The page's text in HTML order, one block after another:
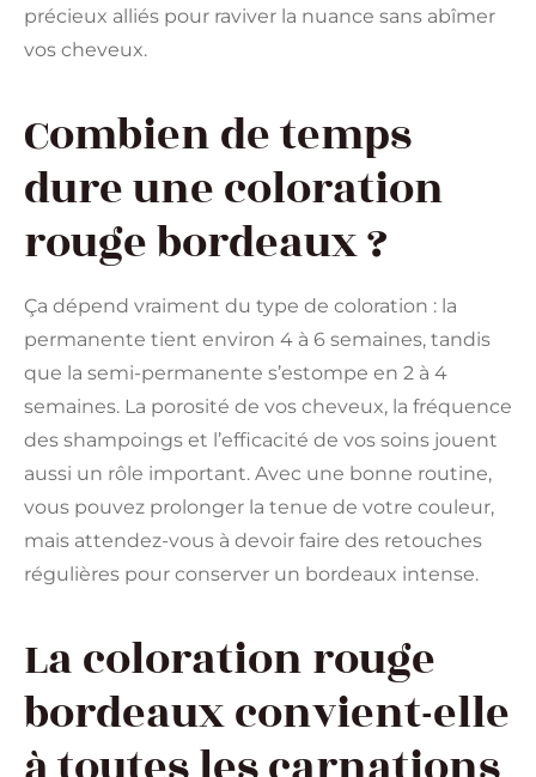
précieux alliés pour raviver la nuance sans abîmer
vos cheveux.
Combien de temps
dure une coloration
rouge bordeaux ?
Ça dépend vraiment du type de coloration : la
permanente tient environ 4 à 6 semaines, tandis
que la semi-permanente s’estompe en 2 à 4
semaines. La porosité de vos cheveux, la fréquence
des shampoings et l’efficacité de vos soins jouent
aussi un rôle important. Avec une bonne routine,
vous pouvez prolonger la tenue de votre couleur,
mais attendez-vous à devoir faire des retouches
régulières pour conserver un bordeaux intense.
La coloration rouge
bordeaux convient-elle